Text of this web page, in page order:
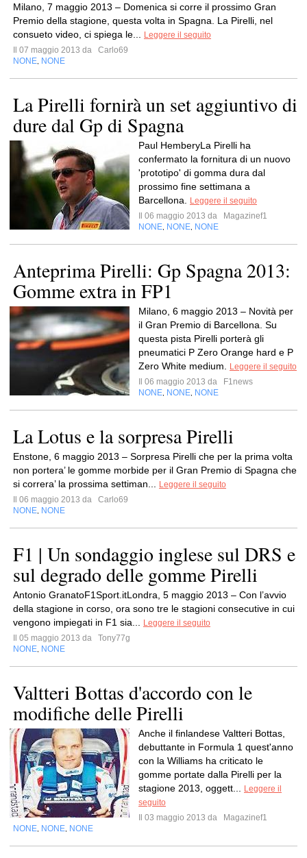
Milano, 7 maggio 2013 – Domenica si corre il prossimo Gran
Premio della stagione, questa volta in Spagna. La Pirelli, nel
consueto video, ci spiega le...
Leggere il seguito
Il 07 maggio 2013 da
Carlo69
NONE NONE
La Pirelli fornirà un set aggiuntivo di
dure dal Gp di Spagna
Paul HemberyLa Pirelli ha
confermato la fornitura di un nuovo
'prototipo' di gomma dura dal
prossimo fine settimana a
Barcellona.
Leggere il seguito
Il 06 maggio 2013 da
Magazinef1
NONE NONE NONE
Anteprima Pirelli: Gp Spagna 2013:
Gomme extra in FP1
Milano, 6 maggio 2013 – Novità per
il Gran Premio di Barcellona. Su
questa pista Pirelli porterà gli
pneumatici P Zero Orange hard e P
Zero White medium.
Leggere il seguito
Il 06 maggio 2013 da
F1news
NONE NONE NONE
La Lotus e la sorpresa Pirelli
Enstone, 6 maggio 2013 – Sorpresa Pirelli che per la prima volta
non portera’ le gomme morbide per il Gran Premio di Spagna che
si correra’ la prossima settiman...
Leggere il seguito
Il 06 maggio 2013 da
Carlo69
NONE NONE
F1 | Un sondaggio inglese sul DRS e
sul degrado delle gomme Pirelli
Antonio GranatoF1Sport.itLondra, 5 maggio 2013 – Con l’avvio
della stagione in corso, ora sono tre le stagioni consecutive in cui
vengono impiegati in F1 sia...
Leggere il seguito
Il 05 maggio 2013 da
Tony77g
NONE NONE
Valtteri Bottas d'accordo con le
modifiche delle Pirelli
Anche il finlandese Valtteri Bottas,
debuttante in Formula 1 quest'anno
con la Williams ha criticato le
gomme portate dalla Pirelli per la
stagione 2013, oggett...
Leggere il
seguito
Il 03 maggio 2013 da
Magazinef1
NONE NONE NONE